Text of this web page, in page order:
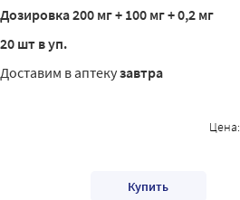
Дозировка 200 мг + 100 мг + 0,2 мг
20 шт в уп.
Доставим в аптекузавтра
Цена:
Купить